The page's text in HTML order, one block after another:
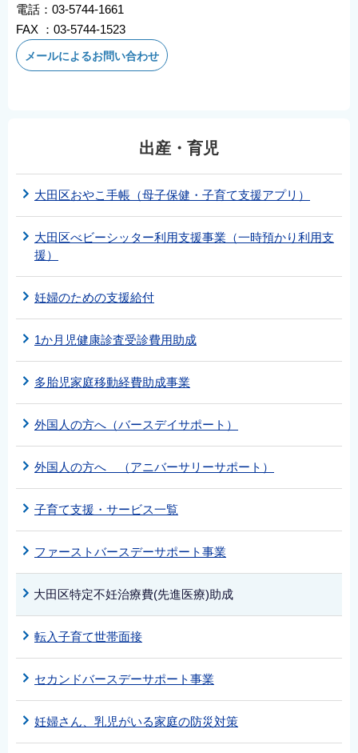
電話：03-5744-1661
FAX ：03-5744-1523
メールによるお問い合わせ
出産・育児
大田区おやこ手帳（母子保健・子育て支援アプリ）
大田区べビーシッター利用支援事業（一時預かり利用支
援）
妊婦のための支援給付
1か月児健康診査受診費用助成
多胎児家庭移動経費助成事業
外国人の方へ（バースデイサポート）
外国人の方へ （アニバーサリーサポート）
子育て支援・サービス一覧
ファーストバースデーサポート事業
大田区特定不妊治療費(先進医療)助成
転入子育て世帯面接
セカンドバースデーサポート事業
妊婦さん、乳児がいる家庭の防災対策